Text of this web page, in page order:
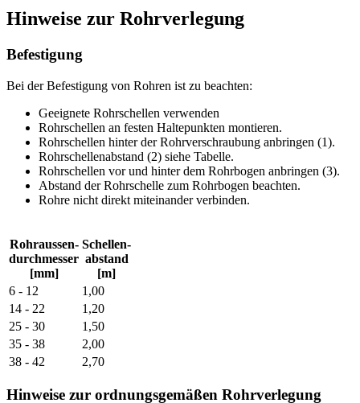
Hinweise zur Rohrverlegung
Befestigung
Bei der Befestigung von Rohren ist zu beachten:
Geeignete Rohrschellen verwenden
Rohrschellen an festen Haltepunkten montieren.
Rohrschellen hinter der Rohrverschraubung anbringen (1).
Rohrschellenabstand (2) siehe Tabelle.
Rohrschellen vor und hinter dem Rohrbogen anbringen (3).
Abstand der Rohrschelle zum Rohrbogen beachten.
Rohre nicht direkt miteinander verbinden.
Rohraussen-
durchmesser
[mm]
Schellen-
abstand
[m]
6 - 12
1,00
14 - 22
1,20
25 - 30
1,50
35 - 38
2,00
38 - 42
2,70
Hinweise zur ordnungsgemäßen Rohrverlegung